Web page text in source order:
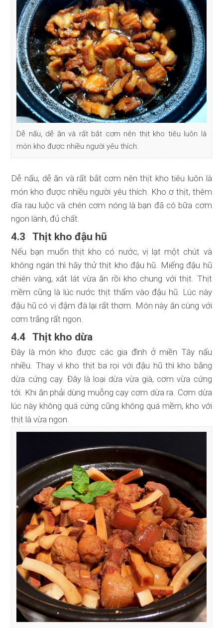
Dễ nấu, dễ ăn và rất bắt cơm nên thịt kho tiêu luôn là
món kho được nhiều người yêu thích.
Dễ nấu, dễ ăn và rất bắt cơm nên thịt kho tiêu luôn là
món kho được nhiều người yêu thích. Kho ơ thịt, thêm
dĩa rau luộc và chén cơm nóng là bạn đã có bữa cơm
ngon lành, đủ chất.
4.3 Thịt kho đậu hũ
Nếu bạn muốn thịt kho có nước, vị lạt một chút và
không ngán thì hãy thử thịt kho đậu hũ. Miếng đậu hũ
chiên vàng, xắt lát vừa ăn rồi kho chung với thịt. Thịt
mềm cũng là lúc nước thịt thấm vào đậu hũ. Lúc này
đậu hũ có vị đậm đà lại rất thơm. Món này ăn cùng với
cơm trắng rất ngon.
4.4 Thịt kho dừa
Đây là món kho được các gia đình ở miền Tây nấu
nhiều. Thay vì kho thịt ba rọi với đậu hũ thì kho bằng
dừa cứng cạy. Đây là loại dừa vừa già, cơm vừa cứng
tới. Khi ăn phải dùng muỗng cạy cơm dừa ra. Cơm dừa
lúc này không quá cứng cũng không quá mềm, kho với
thịt là vừa ngon.